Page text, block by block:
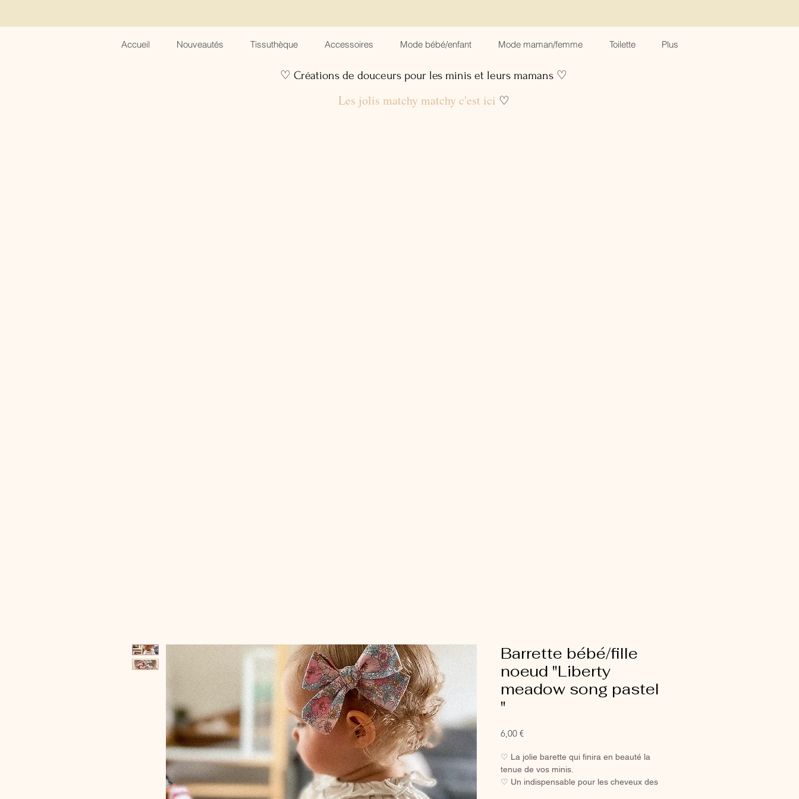
Accueil Nouveautés Tissuthèque Accessoires Mode bébé/enfant Mode maman/femme Toilette Plus
♡ Créations de douceurs pour les minis et leurs mamans ♡
Les jolis matchy matchy c'est ici ♡
Barrette bébé/fille
noeud "Liberty
meadow song pastel
"
6,00 €Prix
♡ La jolie barette qui finira en beauté la
tenue de vos minis.
♡ Un indispensable pour les cheveux des